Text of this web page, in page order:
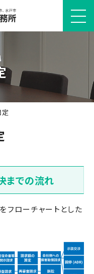
までの流れ
フローチャートとした